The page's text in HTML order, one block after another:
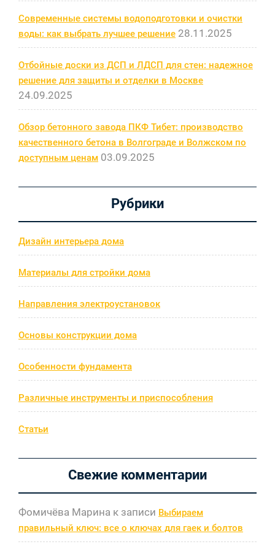
Современные системы водоподготовки и очистки
воды: как выбрать лучшее решение 28.11.2025
Отбойные доски из ДСП и ЛДСП для стен: надежное
решение для защиты и отделки в Москве
24.09.2025
Обзор бетонного завода ПКФ Тибет: производство
качественного бетона в Волгограде и Волжском по
доступным ценам 03.09.2025
Рубрики
Дизайн интерьера дома
Материалы для стройки дома
Направления электроустановок
Основы конструкции дома
Особенности фундамента
Различные инструменты и приспособления
Статьи
Свежие комментарии
Фомичёва Марина к записи Выбираем
правильный ключ: все о ключах для гаек и болтов